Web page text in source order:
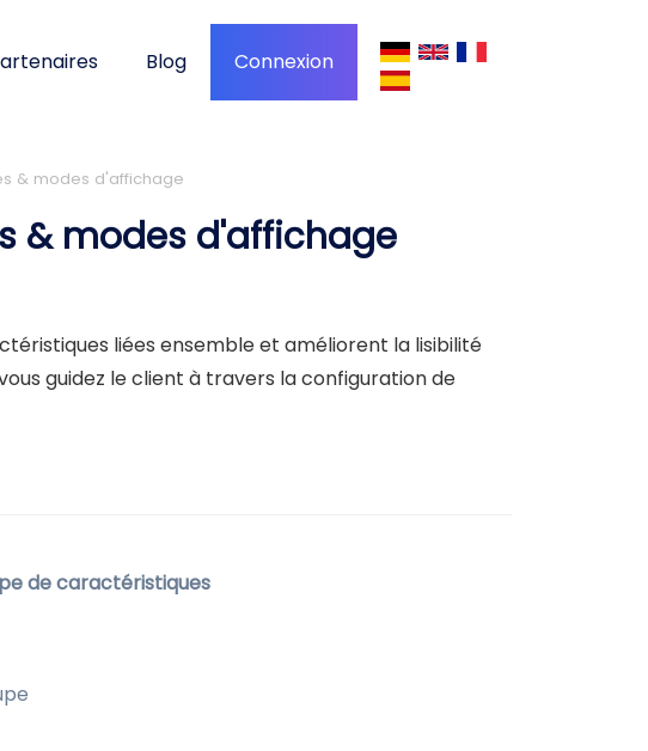
Blog Connexion
& modes d'affichage
& modes d'affichage
liées ensemble et améliorent la lisibilité
guidez le client à travers la configuration de
de caractéristiques